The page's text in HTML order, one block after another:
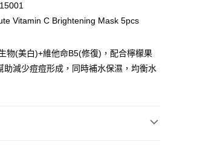
3個工作天送達
Vitamin C Brightening Mask 5pcs
物(美白)+維他命B5(修復)，配合檸檬果
助減少痘痘形成，同時補水保濕，均衡水